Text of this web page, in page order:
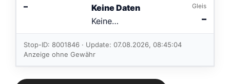
–
Keine Daten
Keine
Verbindungen
im aktuellen
Feed.
Gleis
–
Stop-ID: 8001846 · Update: 07.08.2026, 08:45:04
Anzeige ohne Gewähr